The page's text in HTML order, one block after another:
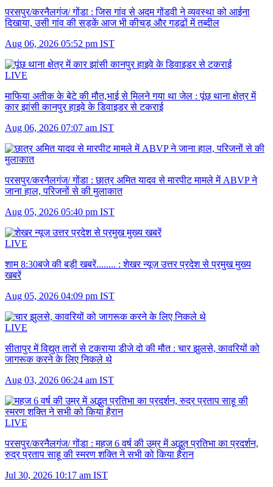
परसपुर/करनैलगंज/ गोंडा : जिस गांव से अदम गोंडवी ने व्यवस्था को आईना
दिखाया, उसी गांव की सड़कें आज भी कीचड़ और गड्ढों में तब्दील
Aug 06, 2026 05:52 pm IST
LIVE
माफिया अतीक के बेटे की मौत,भाई से मिलने गया था जेल : पूंछ थाना क्षेत्र में
कार झांसी कानपुर हाइवे के डिवाइडर से टकराई
Aug 06, 2026 07:07 am IST
परसपुर/करनैलगंज/ गोंडा : छात्र अमित यादव से मारपीट मामले में ABVP ने
जाना हाल, परिजनों से की मुलाकात
Aug 05, 2026 05:40 pm IST
LIVE
शाम 8:30बजे की बड़ी खबरें........ : शेखर न्यूज़ उत्तर प्रदेश से प्रमुख मुख्य
खबरें
Aug 05, 2026 04:09 pm IST
LIVE
सीतापुर में विद्युत तारों से टकराया डीजे दो की मौत : चार झुलसे, कावरियों को
जागरूक करने के लिए निकले थे
Aug 03, 2026 06:24 am IST
LIVE
परसपुर/करनैलगंज/ गोंडा : महज 6 वर्ष की उम्र में अद्भुत प्रतिभा का प्रदर्शन,
रुद्र प्रताप साहू की स्मरण शक्ति ने सभी को किया हैरान
Jul 30, 2026 10:17 am IST